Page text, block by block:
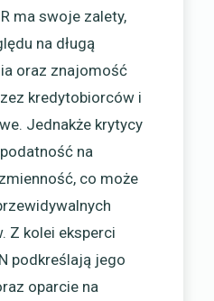
ma swoje zalety,
na długą
oraz znajomość
kredytobiorców i
Jednakże krytycy
na
co może
Z kolei eksperci
podkreślają jego
oparcie na